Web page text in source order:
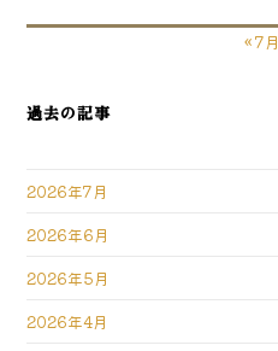
« 7月
過去の記事
2026年7月
2026年6月
2026年5月
2026年4月